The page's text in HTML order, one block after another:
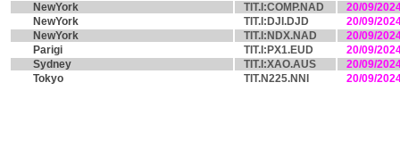
NewYork
TIT.I:COMP.NAD
20/09/
NewYork
TIT.I:DJI.DJD
20/09/
NewYork
TIT.I:NDX.NAD
20/09/
Parigi
TIT.I:PX1.EUD
20/09/
Sydney
TIT.I:XAO.AUS
20/09/
Tokyo
TIT.N225.NNI 20/09/